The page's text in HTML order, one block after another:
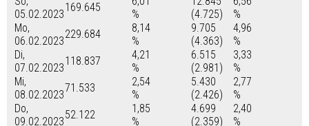
05.02.2023
169.645
%
(4.725)
%
Mo,
06.02.2023
229.684
8,14
%
9.705
(4.363)
4,96
%
Di,
07.02.2023
118.837
4,21
%
6.515
(2.981)
3,33
%
Mi,
08.02.2023
71.533
2,54
%
5.430
(2.426)
2,77
%
Do,
09.02.2023
52.122
1,85
%
4.699
(2.359)
2,40
%